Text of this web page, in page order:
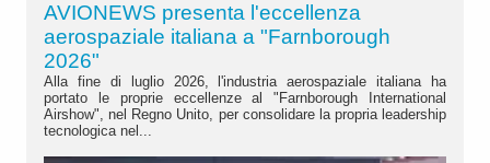
AVIONEWS presenta l'eccellenza
aerospaziale italiana a "Farnborough
2026"
Alla fine di luglio 2026, l'industria aerospaziale italiana ha
portato le proprie eccellenze al "Farnborough International
Airshow", nel Regno Unito, per consolidare la propria leadership
tecnologica nel...